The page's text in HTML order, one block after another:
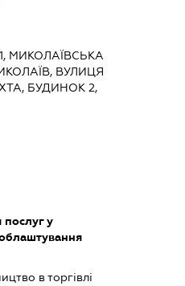
МИКОЛАЇВСЬКА
ВУЛИЦЯ
БУДИНОК 2,
у
в торгівлі